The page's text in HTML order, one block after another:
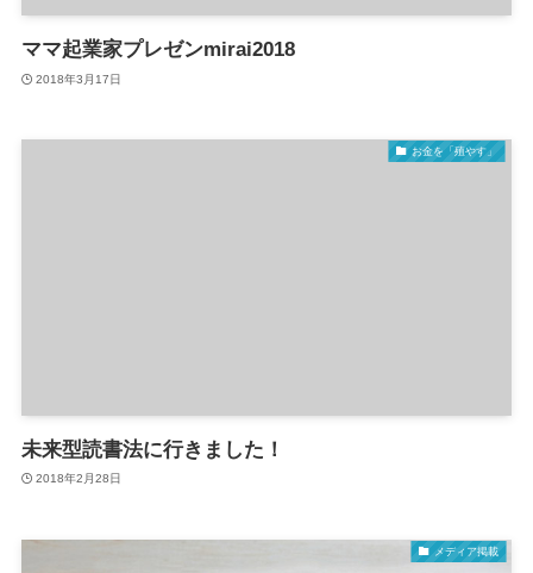
ママ起業家プレゼンmirai2018
2018年3月17日
お金を「殖やす」
未来型読書法に行きました！
2018年2月28日
メディア掲載